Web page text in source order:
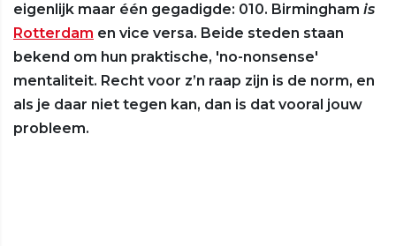
eigenlijk maar één gegadigde: 010. Birmingham is
Rotterdam en vice versa. Beide steden staan
bekend om hun praktische, 'no-nonsense'
mentaliteit. Recht voor z’n raap zijn is de norm, en
als je daar niet tegen kan, dan is dat vooral jouw
probleem.